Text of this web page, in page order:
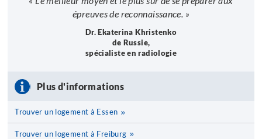
épreuves de reconnaissance. »
Dr. Ekaterina Khristenko
de Russie,
spécialiste en radiologie
Plus d'informations
Trouver un logement à Essen
Trouver un logement à Freiburg